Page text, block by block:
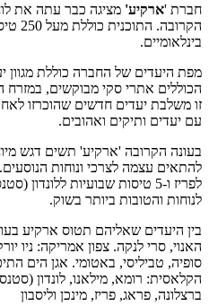
חברת 'ארקיע' מציגה כבר עתה את
בינלאומיים.
מפת היעדים של החברה כוללת מגוון
הכוללים אתרי סקי מבוקשים, במזרח
זו משלבת יעדים חדשים שהוכרזו
עם יעדים ותיקים ואהובים.
בעונה הקרובה 'ארקיע' תשים דגש
לפריז ו-5 טיסות שבועיות
לנוחות והטובות ביותר בשוק.
בין היעדים שאליהם תטוס ארקיע
האנוי, סרי לנקה. צפון אמריקה: ניו
סופיה, טביליסי, באטומי. אגן הים
הקלאסית: רומא, מילאנו, לונדון
ברצלונה, פראג, פריז, מינכן וליסבון